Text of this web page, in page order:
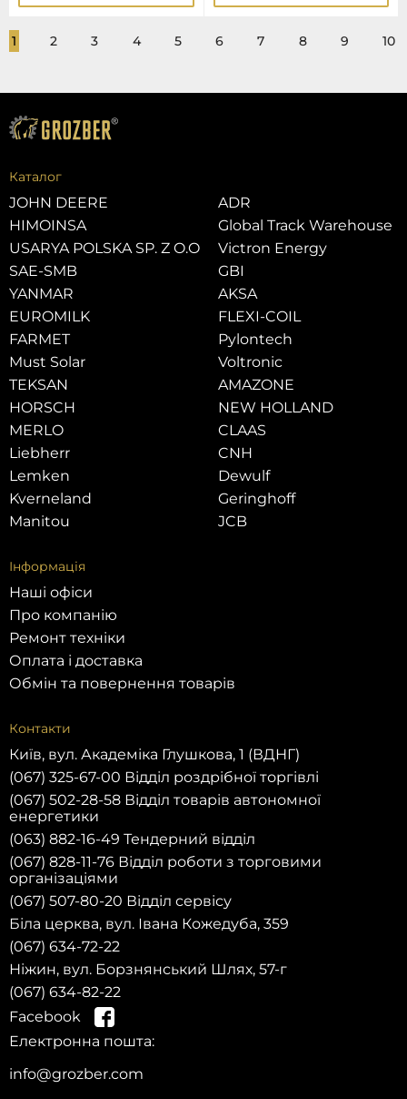
1 2 3 4 5 6 7 8 9 10
Каталог
JOHN DEERE
HIMOINSA
USARYA POLSKA SP. Z O.O
SAE-SMB
YANMAR
EUROMILK
FARMET
Must Solar
TEKSAN
HORSCH
MERLO
Liebherr
Lemken
Kverneland
Manitou
ADR
Global Track Warehouse
Victron Energy
GBI
AKSA
FLEXI-COIL
Pylontech
Voltronic
AMAZONE
NEW HOLLAND
CLAAS
CNH
Dewulf
Geringhoff
JCB
Інформація
Наші офіси
Про компанію
Ремонт техніки
Оплата і доставка
Обмін та повернення товарів
Контакти
Київ, вул. Академіка Глушкова, 1 (ВДНГ)
(067) 325-67-00 Відділ роздрібної торгівлі
(067) 502-28-58 Відділ товарів автономної
енергетики
(063) 882-16-49 Тендерний відділ
(067) 828-11-76 Відділ роботи з торговими
організаціями
(067) 507-80-20 Відділ сервісу
Біла церква, вул. Івана Кожедуба, 359
(067) 634-72-22
Ніжин, вул. Борзнянський Шлях, 57-г
(067) 634-82-22
Facebook
Електронна пошта:
info@grozber.com
Зареєструйся
знижку 10% на запчастини на першу